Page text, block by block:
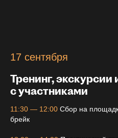
17 сентября
Тренинг, экскурсии
с участниками
11:30 — 12:00 Сбор на
брейк